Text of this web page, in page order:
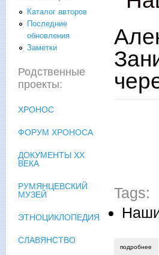
Tags:
подробнее
Каталог авторов
Последние
обновления
Заметки
Родственные
проекты:
ХРОНОС
ФОРУМ ХРОНОСА
ДОКУМЕНТЫ XX
ВЕКА
РУМЯНЦЕВСКИЙ
МУЗЕЙ
ЭТНОЦИКЛОПЕДИЯ
СЛАВЯНСТВО